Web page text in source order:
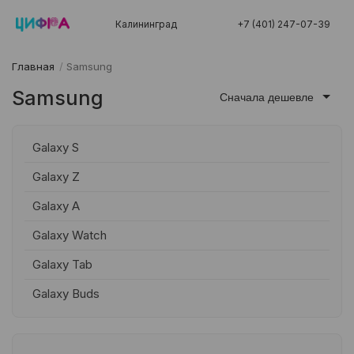
Калининград +7 (401) 247-07-39
Главная / Samsung
Samsung Сначала дешевле
Galaxy S
Galaxy Z
Galaxy A
Galaxy Watch
Galaxy Tab
Galaxy Buds